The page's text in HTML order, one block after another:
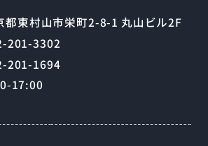
都東村山市栄町2-8-1 丸山ビル2F
201-3302
201-1694
17:00